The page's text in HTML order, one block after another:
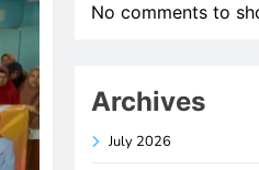
No comments to
Archives
July 2026